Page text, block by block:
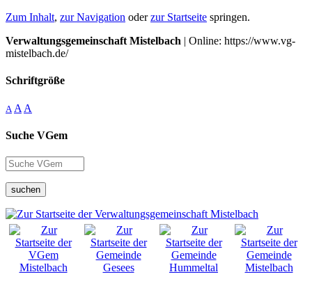
Zum Inhalt, zur Navigation oderzur Startseite springen.
Verwaltungsgemeinschaft Mistelbach | Online: https://www.vg-
mistelbach.de/
Schriftgröße
A A A
Suche VGem
suchen